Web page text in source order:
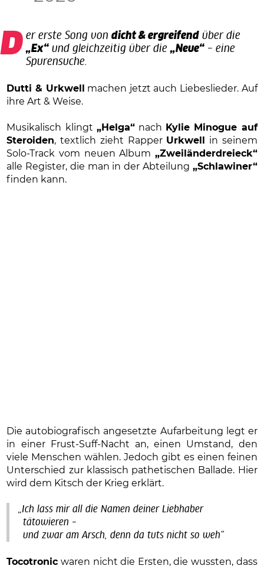
Der erste Song von dicht & ergreifend über die
„Ex“ und gleichzeitig über die„Neue“ – eine
Spurensuche.
Dutti & Urkwell
machen jetzt auch Liebeslieder. Auf
ihre Art & Weise.
Musikalisch klingt „Helga“nach
Kylie Minogue auf
Steroiden, textlich zieht Rapper Urkwell
in seinem
Solo-Track vom neuen Album „Zweiländerdreieck“
alle Register, die man in der Abteilung „Schlawiner“
finden kann.
Die autobiografisch angesetzte Aufarbeitung legt er
in einer Frust-Suff-Nacht an, einen Umstand, den
viele Menschen wählen. Jedoch gibt es einen feinen
Unterschied zur klassisch pathetischen Ballade. Hier
wird dem Kitsch der Krieg erklärt.
„Ich lass mir all die Namen deiner Liebhaber
tätowieren –
und zwar am Arsch, denn da tuts nicht so weh“
Tocotronic waren nicht die Ersten, die wussten, dass